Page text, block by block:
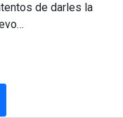
de darles la